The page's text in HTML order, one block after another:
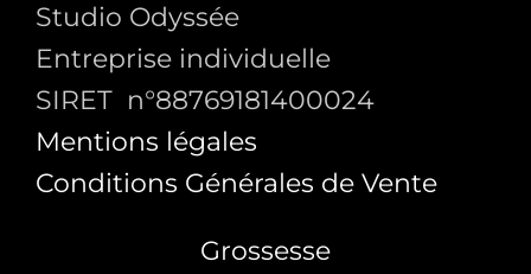
Studio Odyssée
Entreprise individuelle
SIRET n°88769181400024
Mentions légales
Conditions Générales de Vente
Grossesse